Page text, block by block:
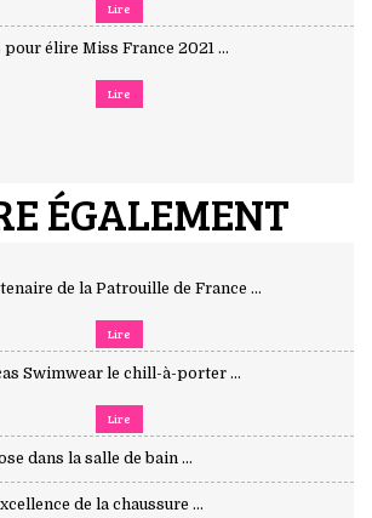
Lire
élire Miss France 2021 ...
Lire
ÉGALEMENT
de la Patrouille de France ...
Lire
Swimwear le chill-à-porter ...
Lire
dans la salle de bain ...
de la chaussure ...